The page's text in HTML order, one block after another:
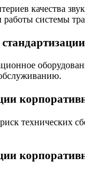
качества
системы
технических